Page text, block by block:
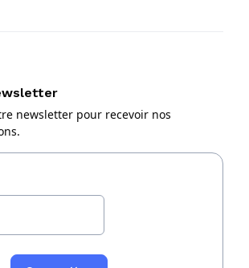
newsletter pour recevoir nos